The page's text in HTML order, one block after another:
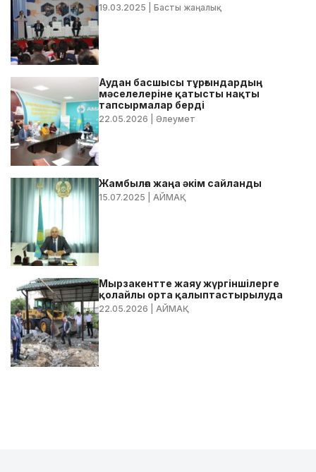
19.03.2025 | Басты жаңалық
Аудан басшысы тұрғындардың
мәселелеріне қатысты нақты
тапсырмалар берді
22.05.2026 | Әлеумет
Жамбылға жаңа әкім сайланды
15.07.2025 | АЙМАҚ
Мырзакентте жаяу жүргіншілерге
қолайлы орта қалыптастырылуда
22.05.2026 | АЙМАҚ